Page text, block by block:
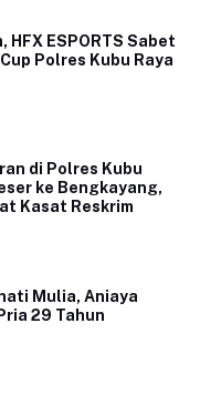
HFX ESPORTS Sabet
Polres Kubu Raya
di Polres Kubu
ke Bengkayang,
Kasat Reskrim
Mulia, Aniaya
29 Tahun